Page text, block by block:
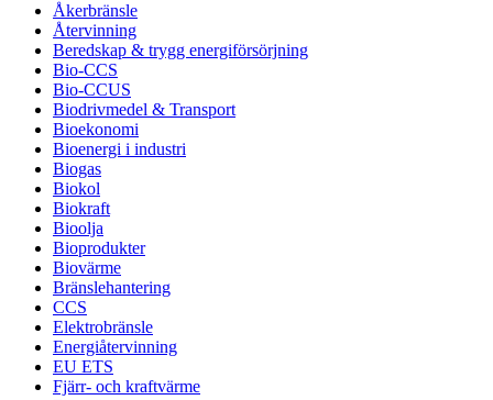
Åkerbränsle
Återvinning
Beredskap & trygg energiförsörjning
Bio-CCS
Bio-CCUS
Biodrivmedel & Transport
Bioekonomi
Bioenergi i industri
Biogas
Biokol
Biokraft
Bioolja
Bioprodukter
Biovärme
Bränslehantering
CCS
Elektrobränsle
Energiåtervinning
EU ETS
Fjärr- och kraftvärme